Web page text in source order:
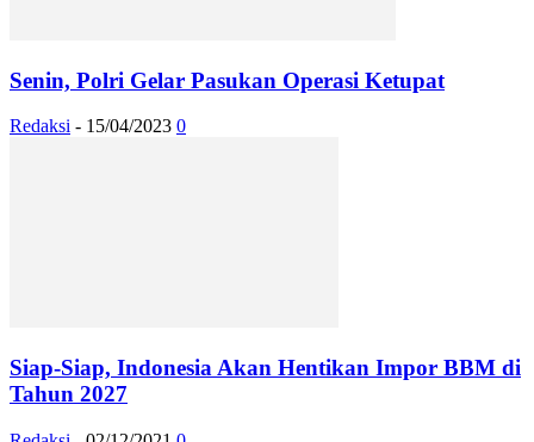
Senin, Polri Gelar Pasukan Operasi Ketupat
Redaksi - 15/04/2023 0
Siap-Siap, Indonesia Akan Hentikan Impor BBM di
Tahun 2027